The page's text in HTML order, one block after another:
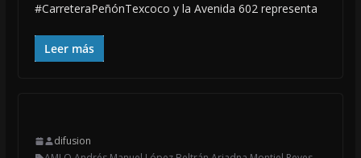
#CarreteraPeñónTexcoco y la Avenida 602 representa
Leer más
difusion